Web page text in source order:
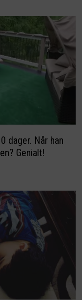
dager. Når han
Genialt!